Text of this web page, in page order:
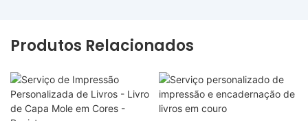
Produtos Relacionados